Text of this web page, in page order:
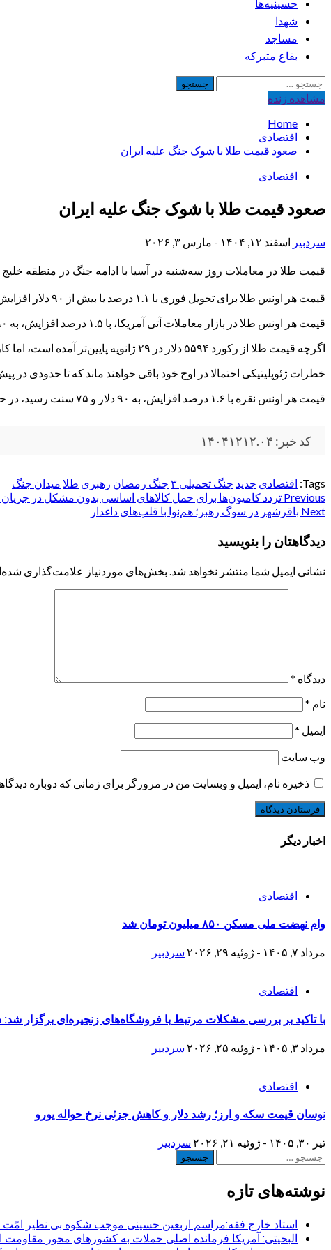
حسینیه‌ها
شهدا
مساجد
بقاع متبرکه
جستجو
برای:
مشاهده‌ زنده
Home
اقتصادی
صعود قیمت طلا با شوک جنگ علیه ایران
اقتصادی
صعود قیمت طلا با شوک جنگ علیه ایران
سردبیر اسفند ۱۲, ۱۴۰۴ - مارس ۳, ۲۰۲۶
قیمت طلا در معاملات روز سه‌شنبه در آسیا با ادامه جنگ در منطقه
قیمت هر اونس طلا برای تحویل فوری با ۱.۱ درصد یا بیش از ۹۰ دلار افزایش، به ۵۳۷۸ دلار و ۵۵ سنت رسید.
قیمت هر اونس طلا در بازار معاملات آتی آمریکا، با ۱.۵ درصد افزایش، به ۵۳۹۰ دلار و ۶ سنت رسید.
اگرچه قیمت طلا از رکورد ۵۵۹۴ دلار در ۲۹ ژانویه پایین‌تر آمده است، اما کارشناسان می‌گویند که قیمت طلا ممکن است امسال همچنان پتانسیل افزایش داشته باشد.
خطرات ژئوپلیتیکی احتمالا در اوج خود باقی خواهند ماند که تا حدودی در پیش‌بینی ها مبنی بر
قیمت هر اونس نقره با ۱.۶ درصد افزایش، به ۹۰ دلار و ۷۵ سنت رسید، در حالی که هر اونس پلاتین با ۰.۵ درصد افزایش، به ۲۳۲۱ دلار و ۶ سنت رسید.
کد خبر: ۱۴۰۴۱۲۱۲.۰۴
Tags: اقتصادی جدید جنگ تحمیلی ۳ جنگ رمضان رهبری طلا میدان جنگ
Post
navigation
Previous تردد کامیون‌ها برای حمل کالاهای اساسی بدون مشکل در
Next باقرشهر در سوگ رهبر؛ هم‌نوا با قلب‌های داغدار
دیدگاهتان را بنویسید
نشانی ایمیل شما منتشر نخواهد شد. بخش‌های موردنیاز علامت‌گذاری
دیدگاه *
نام *
ایمیل *
وب‌ سایت
ذخیره نام، ایمیل و وبسایت من در مرورگر برای زمانی که دوباره
اخبار دیگر
اقتصادی
وام نهضت ملی مسکن ۸۵۰ میلیون تومان شد
مرداد ۷, ۱۴۰۵ - ژوئیه ۲۹, ۲۰۲۶ سردبیر
اقتصادی
با تاکید بر بررسی مشکلات مرتبط با فروشگاه‌های زنجیره‌ای برگزار شد:
مرداد ۳, ۱۴۰۵ - ژوئیه ۲۵, ۲۰۲۶ سردبیر
اقتصادی
نوسان قیمت سکه و ارز؛ رشد دلار و کاهش جزئی نرخ حواله یورو
تیر ۳۰, ۱۴۰۵ - ژوئیه ۲۱, ۲۰۲۶
سردبیر
جستجو
نوشته‌های تازه
استاد خارج فقه:مراسم اربعین حسینی موجب شکوه بی نظیر
البخیتی: آمریکا فرمانده اصلی حملات به کشورهای محور